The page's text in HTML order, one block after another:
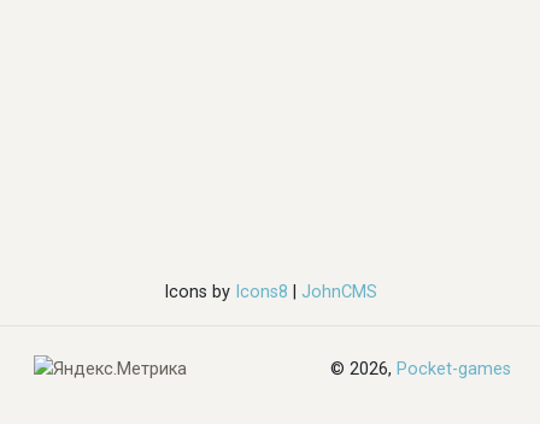
Icons byIcons8 JohnCMS
© 2026, Pocket-games